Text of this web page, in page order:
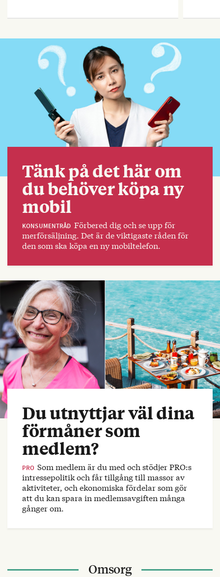
Tänk på det här om
du behöver köpa ny
mobil
KONSUMENTRÅD Förbered dig och se upp för
merförsäljning. Det är de viktigaste råden för
den som ska köpa en ny mobiltelefon.
Du utnyttjar väl dina
förmåner som
medlem?
PRO Som medlem är du med och stödjer PRO:s
intressepolitik och får tillgång till massor av
aktiviteter, och ekonomiska fördelar som gör
att du kan spara in medlemsavgiften många
gånger om.
Omsorg